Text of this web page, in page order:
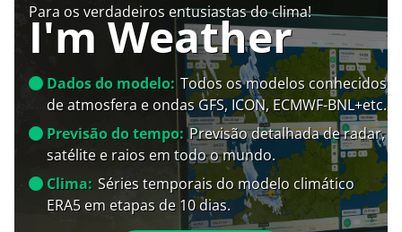
Para os verdadeiros entusiastas do clima!
I'm Weather
Dados do modelo: Todos os modelos conhecidos
de atmosfera e ondas GFS, ICON, ECMWF-BNL+etc.
Previsão do tempo: Previsão detalhada de radar,
satélite e raios em todo o mundo.
Clima: Séries temporais do modelo climático
ERA5 em etapas de 10 dias.